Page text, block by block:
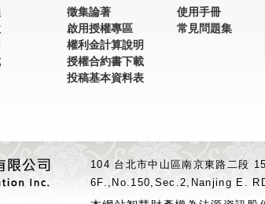
徵集論著
啟用授權專區
權利金計算說明
授權合約書下載
投稿基本資料表
使用手冊
常見問題集
104 台北市中山區南京東路二段
6F.,No.150,Sec.2,Nanjing E.